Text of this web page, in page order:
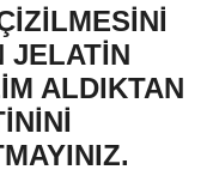
JELATİN
ALDIKTAN